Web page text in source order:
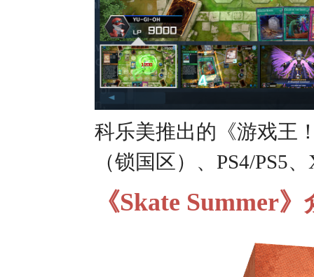
科乐美推出的《游戏王
（锁国区）、PS4/PS5
《Skate Summer